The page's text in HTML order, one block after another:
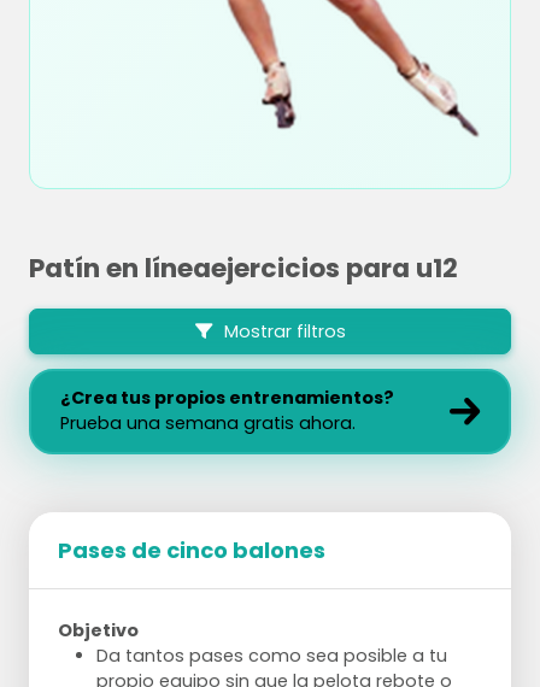
Patín en líneaejercicios para u12
Mostrar filtros
¿Crea tus propios entrenamientos?
Prueba una semana gratis ahora.
Pases de cinco balones
Objetivo
Da tantos pases como sea posible a tu
propio equipo sin que la pelota rebote o